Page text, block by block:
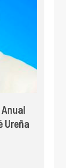
Ureña